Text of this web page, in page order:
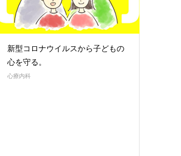
新型コロナウイルスから子どもの
心を守る。
心療内科